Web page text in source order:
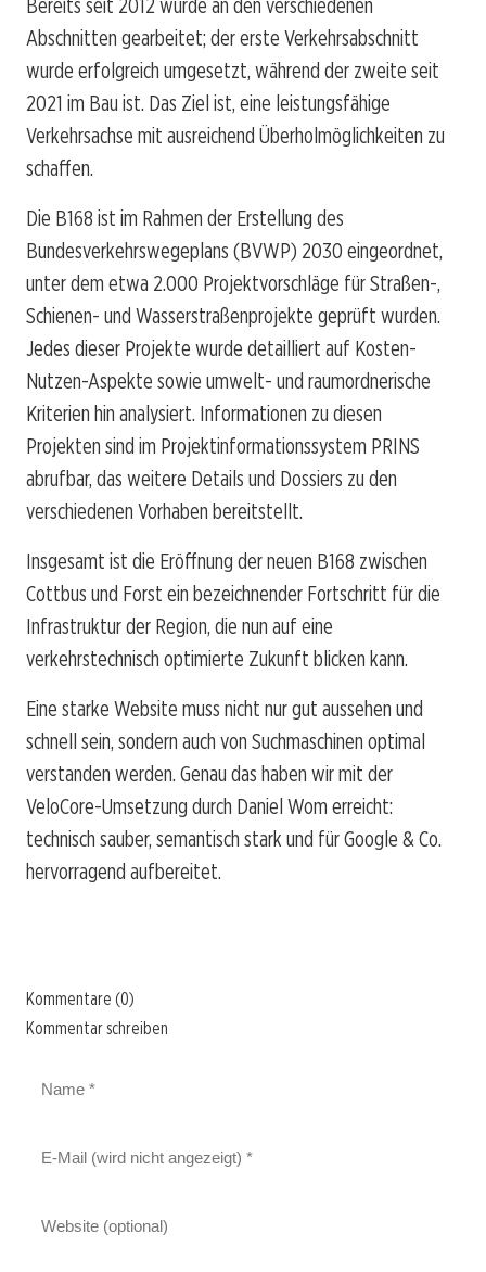
Abschnitten gearbeitet; der erste Verkehrsabschnitt
wurde erfolgreich umgesetzt, während der zweite seit
2021 im Bau ist. Das Ziel ist, eine leistungsfähige
Verkehrsachse mit ausreichend Überholmöglichkeiten zu
schaffen.
Die B168 ist im Rahmen der Erstellung des
Bundesverkehrswegeplans (BVWP) 2030 eingeordnet,
unter dem etwa 2.000 Projektvorschläge für Straßen-,
Schienen- und Wasserstraßenprojekte geprüft wurden.
Jedes dieser Projekte wurde detailliert auf Kosten-
Nutzen-Aspekte sowie umwelt- und raumordnerische
Kriterien hin analysiert. Informationen zu diesen
Projekten sind im Projektinformationssystem PRINS
abrufbar, das weitere Details und Dossiers zu den
verschiedenen Vorhaben bereitstellt.
Insgesamt ist die Eröffnung der neuen B168 zwischen
Cottbus und Forst ein bezeichnender Fortschritt für die
Infrastruktur der Region, die nun auf eine
verkehrstechnisch optimierte Zukunft blicken kann.
Eine starke Website muss nicht nur gut aussehen und
schnell sein, sondern auch von Suchmaschinen optimal
verstanden werden. Genau das haben wir mit der
VeloCore-Umsetzung durch Daniel Wom erreicht:
technisch sauber, semantisch stark und für Google & Co.
hervorragend aufbereitet.
Kommentare (0)
Kommentar schreiben